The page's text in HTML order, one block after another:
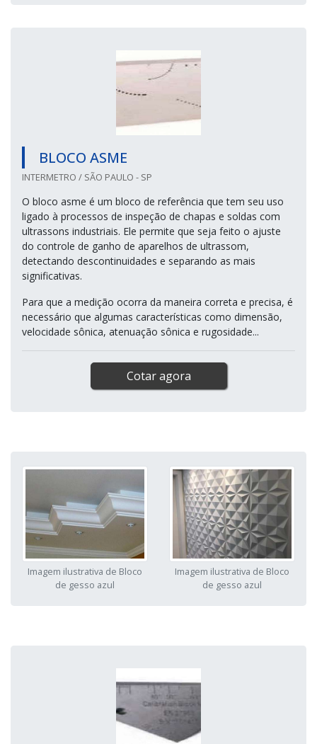
BLOCO ASME
INTERMETRO / SÃO PAULO - SP
O bloco asme é um bloco de referência que tem seu uso
ligado à processos de inspeção de chapas e soldas com
ultrassons industriais. Ele permite que seja feito o ajuste
do controle de ganho de aparelhos de ultrassom,
detectando descontinuidades e separando as mais
significativas.
Para que a medição ocorra da maneira correta e precisa, é
necessário que algumas características como dimensão,
velocidade sônica, atenuação sônica e rugosidade...
Cotar agora
Imagem ilustrativa de Bloco
de gesso azul
Imagem ilustrativa de Bloco
de gesso azul